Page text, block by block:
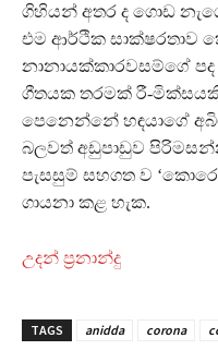
ගිහියන් අතර ද ගොඩ
එම ආර්ථික සාක්ෂරතාව
නානායක්කාරවසම්ගේ
ගීතයක තරමක් රී-
පෙනෙන්නේ හඳයාගේ
බලවත් අඩුපාඩුව
පැසසුම් සහගත ව
ගායනා කළ හැක.
උදන් ප‍්‍රනාන්දු
TAGS anidda corona